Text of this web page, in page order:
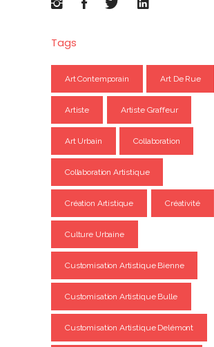
Tags
Art Contemporain Art De Rue
Artiste Artiste Graffeur
Art Urbain Collaboration
Collaboration Artistique
Création Artistique Créativité
Culture Urbaine
Customisation Artistique Bienne
Customisation Artistique Bulle
Customisation Artistique Delémont